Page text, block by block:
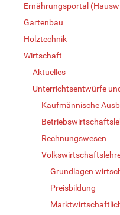
Ernährungsportal
Gartenbau
Holztechnik
Wirtschaft
Aktuelles
Unterrichtsentwürfe
Kaufmännische
Rechnungswesen
Grundlagen
Preisbildung